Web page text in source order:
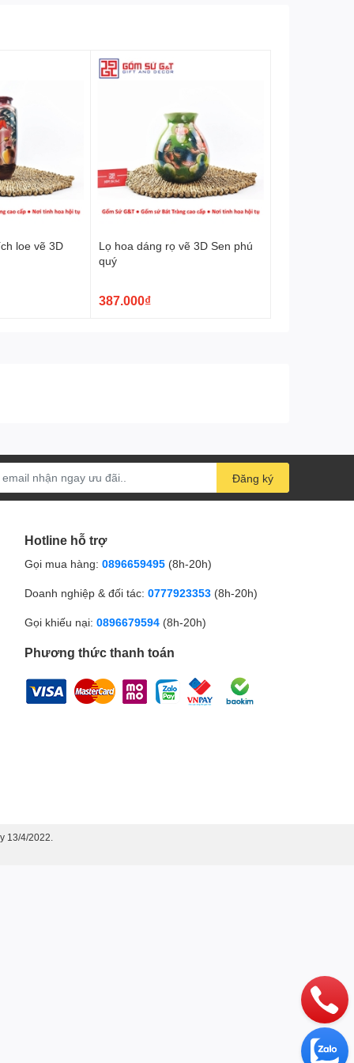
loe vẽ 3D
Lọ hoa dáng rọ vẽ 3D Sen phú
quý
387.000₫
Đăng ký
Hotline hỗ trợ
Gọi mua hàng: 0896659495 (8h-20h)
Doanh nghiệp & đối tác: 0777923353 (8h-20h)
Gọi khiếu nại: 0896679594 (8h-20h)
Phương thức thanh toán
13/4/2022.